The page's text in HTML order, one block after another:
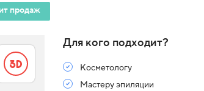
продаж
Для кого подходит?
Косметологу
Мастеру эпиляции